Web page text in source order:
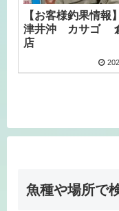
【お客様釣果情報
津井沖 カサゴ
店
魚種や場所で